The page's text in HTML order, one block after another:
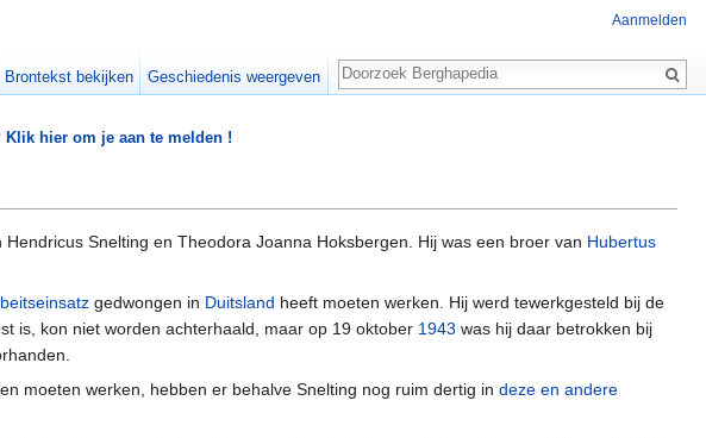
Klik hier om je aan te melden !
Hendricus Snelting en Theodora Joanna Hoksbergen. Hij was een broer van Hubertus
gedwongen in Duitsland heeft moeten werken. Hij werd tewerkgesteld bij de
is, kon niet worden achterhaald, maar op 19 oktober 1943 was hij daar betrokken bij
moeten werken, hebben er behalve Snelting nog ruim dertig in deze en andere
Aanmelden
Brontekst bekijken Geschiedenis weergeven
Zoeken